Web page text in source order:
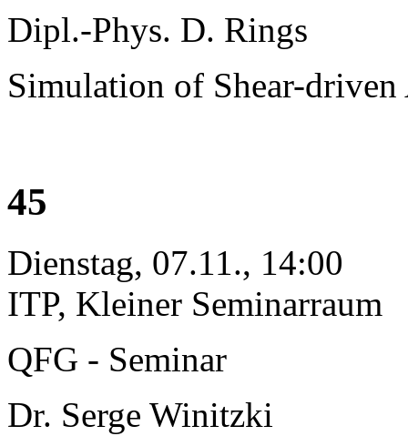
Dipl.-Phys. D. Rings
Simulation of Shear-
45
Dienstag, 07.11., 14:00
ITP, Kleiner Seminarraum
QFG - Seminar
Dr. Serge Winitzki